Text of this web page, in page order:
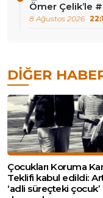
Ömer Çelik’le
8 Ağustos 2026
DIĞER
Çocukları Koruma
Teklifi kabul edildi:
‘adli süreçteki çocuk’